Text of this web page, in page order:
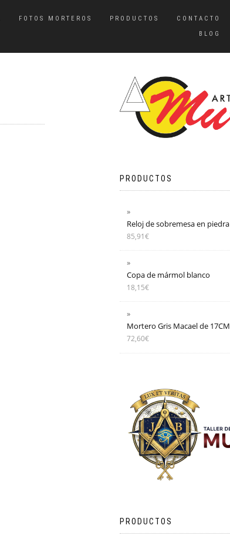
FOTOS MORTEROS PRODUCTOS
CONTACTO
BLOG
PRODUCTOS
Reloj de sobremesa en piedra
85,91€
Copa de mármol blanco
18,15€
Mortero Gris Macael de 17CM
72,60€
PRODUCTOS